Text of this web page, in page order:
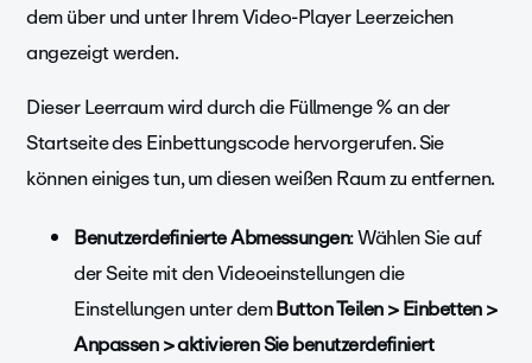
dem über und unter Ihrem Video-Player Leerzeichen
angezeigt werden.
Dieser Leerraum wird durch die Füllmenge % an der
Startseite des Einbettungscode hervorgerufen. Sie
können einiges tun, um diesen weißen Raum zu entfernen.
Benutzerdefinierte Abmessungen: Wählen Sie auf
der Seite mit den Videoeinstellungen die
Einstellungen unter demButton Teilen > Einbetten >
Anpassen > aktivierenSie benutzerdefiniert